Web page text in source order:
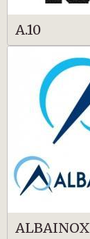
A.10
ALBAINOX